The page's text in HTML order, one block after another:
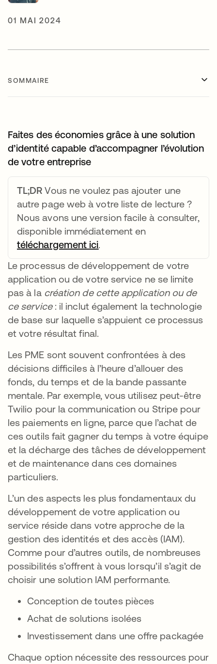
01 MAI 2024
SOMMAIRE
Faites des économies grâce à une solution
d’identité capable d’accompagner l’évolution
de votre entreprise
TL;DRVous ne voulez pas ajouter une
autre page web à votre liste de lecture ?
Nous avons une version facile à consulter,
disponible immédiatement en
téléchargement icis’ouvre dans un nouvel
.
Le processus de développement de votre
application ou de votre service ne se limite
pas à la création de cette application ou de
ce service: il inclut également la technologie
de base sur laquelle s’appuient ce processus
et votre résultat final.
Les PME sont souvent confrontées à des
décisions difficiles à l’heure d’allouer des
fonds, du temps et de la bande passante
mentale. Par exemple, vous utilisez peut-être
Twilio pour la communication ou Stripe pour
les paiements en ligne, parce que l’achat de
ces outils fait gagner du temps à votre équipe
et la décharge des tâches de développement
et de maintenance dans ces domaines
particuliers.
L’un des aspects les plus fondamentaux du
développement de votre application ou
service réside dans votre approche de la
gestion des identités et des accès (IAM).
Comme pour d’autres outils, de nombreuses
possibilités s’offrent à vous lorsqu’il s’agit de
choisir une solution IAM performante.
Conception de toutes pièces
Achat de solutions isolées
Investissement dans une offre packagée
Chaque option nécessite des ressources pour